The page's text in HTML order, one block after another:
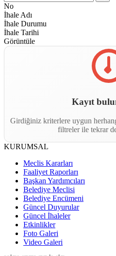
No
İhale Adı
İhale Durumu
İhale Tarihi
Görüntüle
Kayıt
Girdiğiniz kriterlere uygun
filtreler ile tekrar
KURUMSAL
Meclis Kararları
Faaliyet Raporları
Başkan Yardımcıları
Belediye Meclisi
Belediye Encümeni
Güncel Duyurular
Güncel İhaleler
Etkinlikler
Foto Galeri
Video Galeri